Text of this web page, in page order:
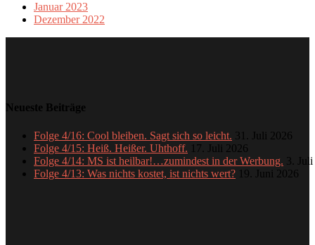
Januar 2023
Dezember 2022
Neueste Beiträge
Folge 4/16: Cool bleiben. Sagt sich so leicht. 31. Juli 2026
Folge 4/15: Heiß. Heißer. Uhthoff. 17. Juli 2026
Folge 4/14: MS ist heilbar!…zumindest in der Werbung. 3.
Folge 4/13: Was nichts kostet, ist nichts wert? 19. Juni 2026